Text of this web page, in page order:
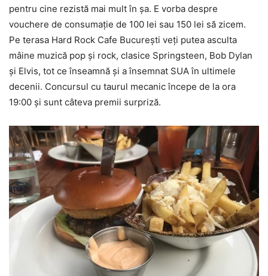
pentru cine rezistă mai mult în şa. E vorba despre
vouchere de consumaţie de 100 lei sau 150 lei să zicem.
Pe terasa Hard Rock Cafe Bucureşti veţi putea asculta
mâine muzică pop şi rock, clasice Springsteen, Bob Dylan
şi Elvis, tot ce înseamnă şi a însemnat SUA în ultimele
decenii. Concursul cu taurul mecanic începe de la ora
19:00 şi sunt câteva premii surpriză.